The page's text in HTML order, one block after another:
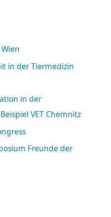
in der Tiermedizin
in der
VET Chemnitz
Freunde der